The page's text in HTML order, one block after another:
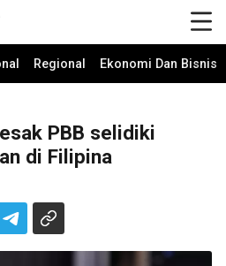
Regional Ekonomi Dan Bisnis
PBB selidiki
di Filipina